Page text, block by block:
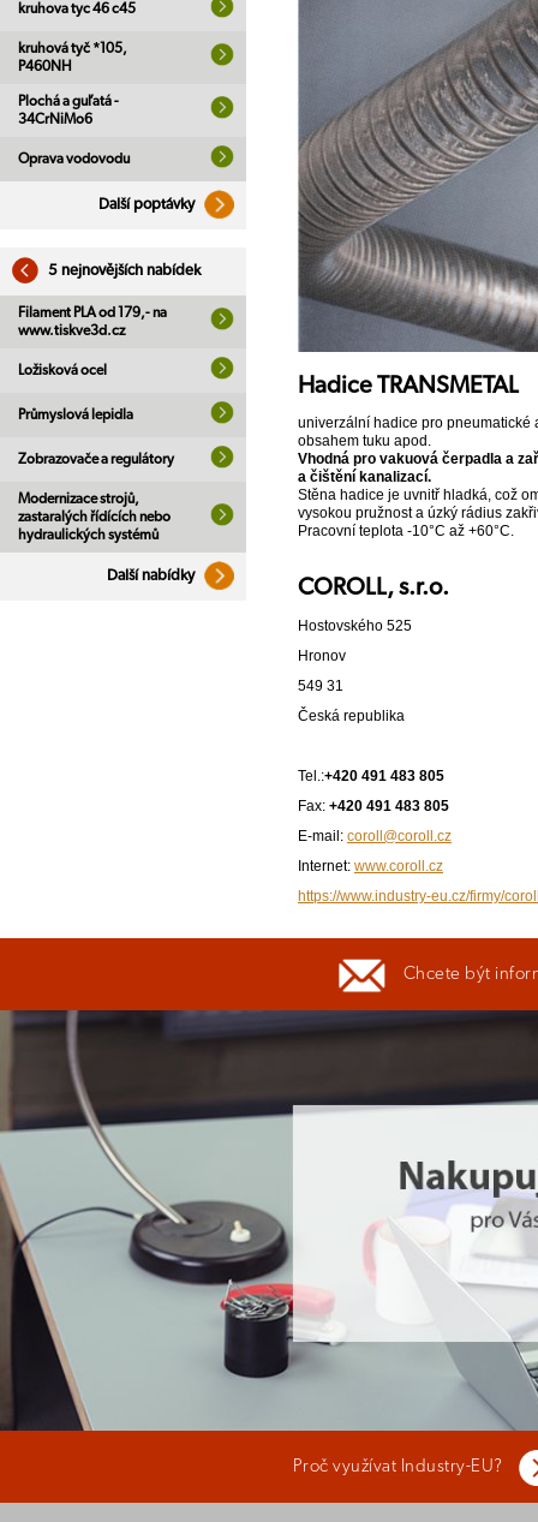
kruhova tyc 46 c45
kruhová tyč *105,
P460NH
Plochá a guľatá -
34CrNiMo6
Oprava vodovodu
Další poptávky
5 nejnovějších nabídek
Filament PLA od 179,- na
www.tiskve3d.cz
Ložisková ocel
Průmyslová lepidla
Zobrazovače a regulátory
Modernizace strojů,
zastaralých řídících nebo
hydraulických systémů
Další nabídky
Hadice TRANSMETAL
univerzální hadice pro pneumatické
obsahem tuku apod.
Vhodná pro vakuová čerpadla a
a čištění kanalizací.
Stěna hadice je uvnitř hladká, což
vysokou pružnost a úzký rádius
Pracovní teplota -10°C až +60°C.
COROLL, s.r.o.
Hostovského 525
Hronov
549 31
Česká republika
Tel.:+420 491 483 805
Fax: +420 491 483 805
E-mail: coroll@coroll.cz
Internet: www.coroll.cz
https://www.industry-eu.cz/firmy/
Chcete být
Proč využívat Industry-EU?